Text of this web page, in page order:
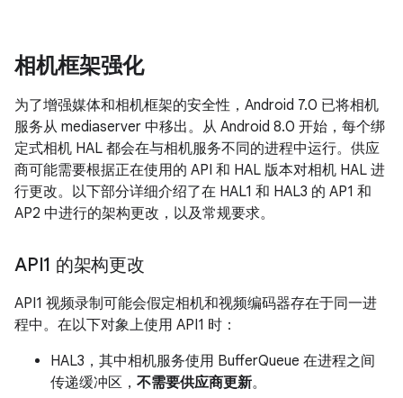
相机框架强化
为了增强媒体和相机框架的安全性，Android 7.0 已将相机
服务从 mediaserver 中移出。从 Android 8.0 开始，每个绑
定式相机 HAL 都会在与相机服务不同的进程中运行。供应
商可能需要根据正在使用的 API 和 HAL 版本对相机 HAL 进
行更改。以下部分详细介绍了在 HAL1 和 HAL3 的 AP1 和
AP2 中进行的架构更改，以及常规要求。
API1 的架构更改
API1 视频录制可能会假定相机和视频编码器存在于同一进
程中。在以下对象上使用 API1 时：
HAL3，其中相机服务使用 BufferQueue 在进程之间
传递缓冲区， 不需要供应商更新。